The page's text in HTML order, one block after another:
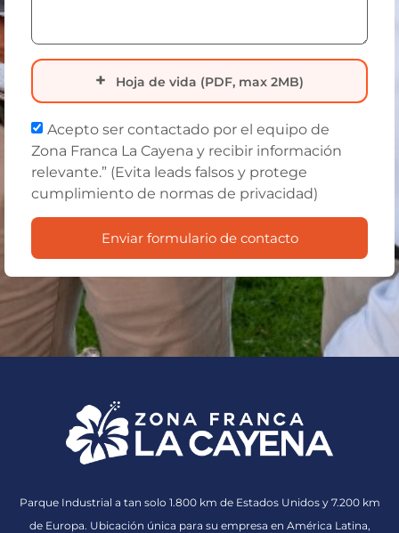
Hoja de vida (PDF, max 2MB)
Acepto ser contactado por el equipo de
Zona Franca La Cayena y recibir información
relevante.” (Evita leads falsos y protege
cumplimiento de normas de privacidad)
Enviar formulario de contacto
Parque Industrial a tan solo 1.800 km de Estados Unidos y 7.200 km
de Europa. Ubicación única para su empresa en América Latina,